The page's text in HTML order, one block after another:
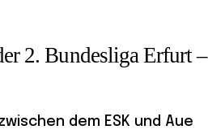
2. Bundesliga Erfurt –
dem ESK und Aue